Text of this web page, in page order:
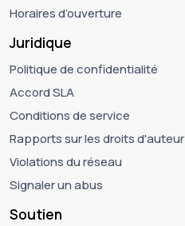
Horaires d’ouverture
Juridique
Politique de confidentialité
Accord SLA
Conditions de service
Rapports sur les droits d'auteur
Violations du réseau
Signaler un abus
Soutien